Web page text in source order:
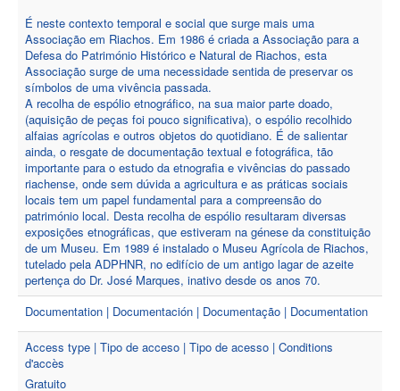
É neste contexto temporal e social que surge mais uma
Associação em Riachos. Em 1986 é criada a Associação para a
Defesa do Património Histórico e Natural de Riachos, esta
Associação surge de uma necessidade sentida de preservar os
símbolos de uma vivência passada.
A recolha de espólio etnográfico, na sua maior parte doado,
(aquisição de peças foi pouco significativa), o espólio recolhido
alfaias agrícolas e outros objetos do quotidiano. É de salientar
ainda, o resgate de documentação textual e fotográfica, tão
importante para o estudo da etnografia e vivências do passado
riachense, onde sem dúvida a agricultura e as práticas sociais
locais tem um papel fundamental para a compreensão do
património local. Desta recolha de espólio resultaram diversas
exposições etnográficas, que estiveram na génese da constituição
de um Museu. Em 1989 é instalado o Museu Agrícola de Riachos,
tutelado pela ADPHNR, no edifício de um antigo lagar de azeite
pertença do Dr. José Marques, inativo desde os anos 70.
Documentation | Documentación | Documentação | Documentation
Access type | Tipo de acceso | Tipo de acesso | Conditions
d'accès
Gratuito